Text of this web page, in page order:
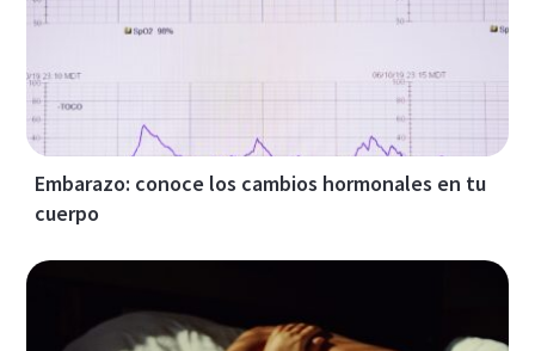
Embarazo: conoce los cambios hormonales en tu
cuerpo